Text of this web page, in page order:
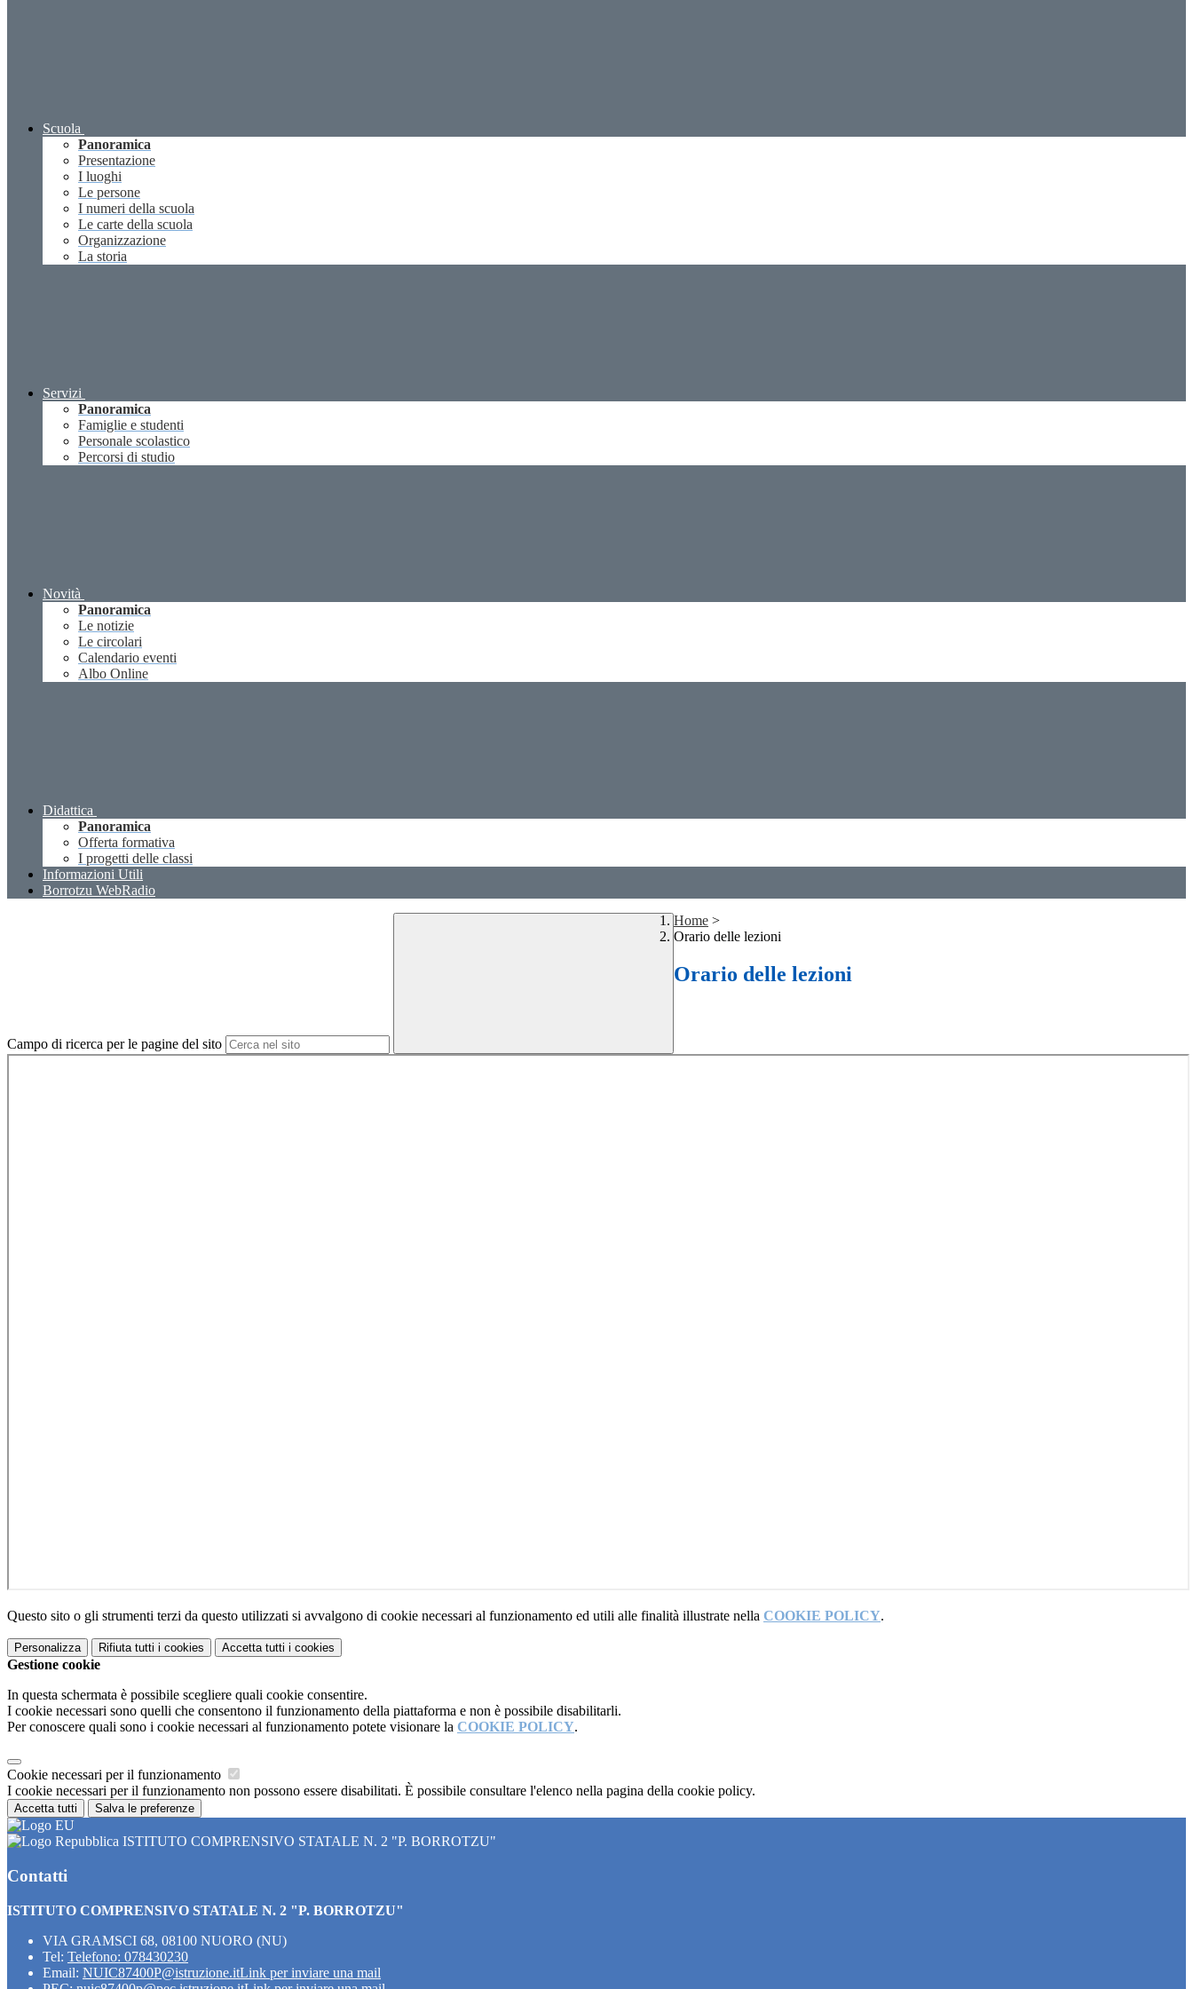
Scuola
Panoramica
Presentazione
I luoghi
Le persone
I numeri della scuola
Le carte della scuola
Organizzazione
La storia
Servizi
Panoramica
Famiglie e studenti
Personale scolastico
Percorsi di studio
Novità
Panoramica
Le notizie
Le circolari
Calendario eventi
Albo Online
Didattica
Panoramica
Offerta formativa
I progetti delle classi
Informazioni Utili
Borrotzu WebRadio
Campo di ricerca per le pagine del sito
Home >
Orario delle lezioni
Orario delle lezioni
Questo sito o gli strumenti terzi da questo utilizzati si avvalgono di cookie necessari al funzionamento ed utili alle finalità illustrate nella COOKIE POLICY.
Personalizza Rifiuta tutti i cookies Accetta tutti i cookies
Gestione cookie
In questa schermata è possibile scegliere quali cookie consentire.
I cookie necessari sono quelli che consentono il funzionamento della piattaforma e non è possibile disabilitarli.
Per conoscere quali sono i cookie necessari al funzionamento potete visionare la COOKIE POLICY.
Cookie necessari per il funzionamento
I cookie necessari per il funzionamento non possono essere disabilitati. È possibile consultare l'elenco nella pagina della cookie policy.
Accetta tutti Salva le preferenze
ISTITUTO COMPRENSIVO STATALE N. 2 "P. BORROTZU"
Contatti
ISTITUTO COMPRENSIVO STATALE N. 2 "P. BORROTZU"
VIA GRAMSCI 68, 08100 NUORO (NU)
Tel: Telefono: 078430230
Email: NUIC87400P@istruzione.itLink per inviare una mail